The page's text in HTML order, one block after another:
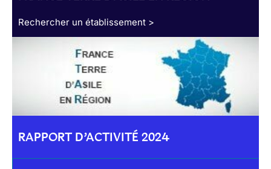
Rechercher un établissement >
RAPPORT D’ACTIVITÉ 2024